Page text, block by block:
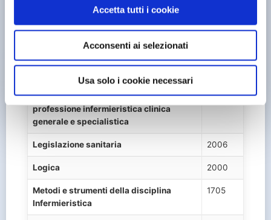
Accetta tutti i cookie
Acconsenti ai selezionati
Usa solo i cookie necessari
Cultura generale
Etica e deontologia professionale 224
Legislazione e organizzazione della
professione infermieristica clinica
generale e specialistica
1351
Legislazione sanitaria 2006
Logica 2000
Metodi e strumenti della disciplina
Infermieristica
1705